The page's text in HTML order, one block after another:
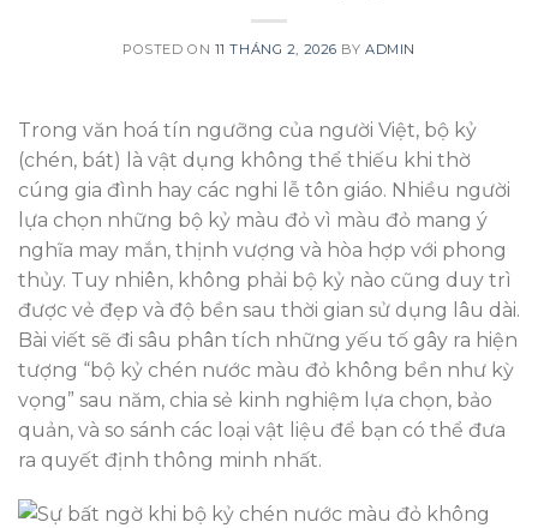
POSTED ON 11 THÁNG 2, 2026 BY ADMIN
Trong văn hoá tín ngưỡng của người Việt, bộ kỷ
(chén, bát) là vật dụng không thể thiếu khi thờ
cúng gia đình hay các nghi lễ tôn giáo. Nhiều người
lựa chọn những bộ kỷ màu đỏ vì màu đỏ mang ý
nghĩa may mắn, thịnh vượng và hòa hợp với phong
thủy. Tuy nhiên, không phải bộ kỷ nào cũng duy trì
được vẻ đẹp và độ bền sau thời gian sử dụng lâu dài.
Bài viết sẽ đi sâu phân tích những yếu tố gây ra hiện
tượng “bộ kỷ chén nước màu đỏ không bền như kỳ
vọng” sau năm, chia sẻ kinh nghiệm lựa chọn, bảo
quản, và so sánh các loại vật liệu để bạn có thể đưa
ra quyết định thông minh nhất.